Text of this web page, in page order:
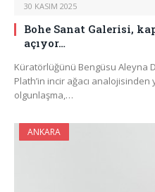
30 KASIM 2025
Bohe Sanat Galerisi,
açıyor…
Küratörlüğünü Bengüsu Aleyna
Plath’in incir ağacı analojisinden
olgunlaşma,…
ANKARA